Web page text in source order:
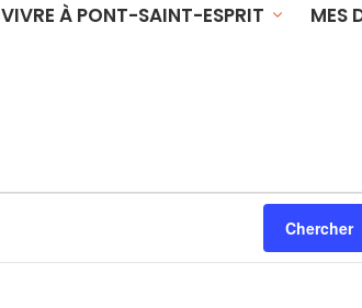
VIVRE À PONT-SAINT-ESPRIT MES
Chercher